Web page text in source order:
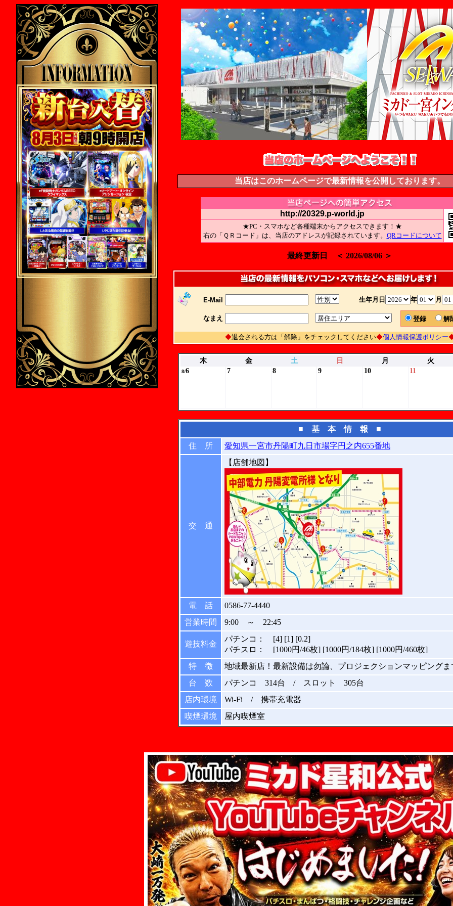
当店はこのホームページで最新情報を公開しております。
http://20329.p-world.jp
★PC・スマホなど各種端末からアクセスできます！★
右の「ＱＲコード」は、当店のアドレスが記録されています。 QRコードについて
最終更新日 ＜ 2026/08/06 ＞
E-Mail 生年月日 年 月
なまえ 登録
◆退会される方は「解除」をチェックしてください◆個人情報保護ポリシー
木 金 土 日 月 火
8/6 7 8 9 10 11
■ 基 本 情 報 ■
住 所
愛知県一宮市丹陽町九日市場字円之内655番地
交 通
【店舗地図】
電 話
0586-77-4440
営業時間
9:00 ～ 22:45
遊技料金
パチンコ： [4] [1] [0.2]
パチスロ： [1000円/46枚] [1000円/184枚] [1000円/460枚]
特 徴
地域最新店！最新設備は勿論、プロジェクションマッピングま
台 数
パチンコ 314台 / スロット 305台
店内環境
Wi-Fi / 携帯充電器
喫煙環境
屋内喫煙室